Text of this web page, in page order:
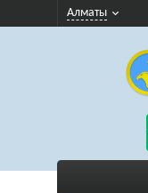
Алматы